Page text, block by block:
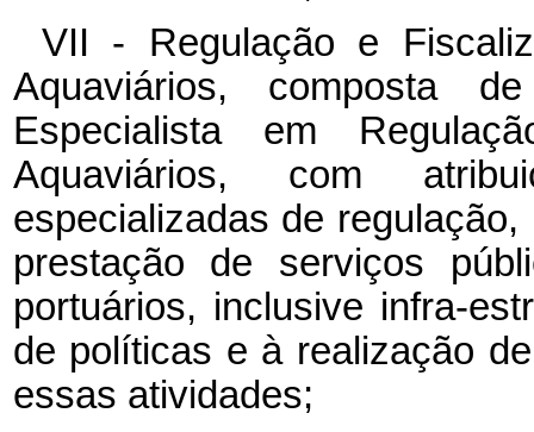
VII - Regulação e
Aquaviários, composta
Especialista em
Aquaviários, com
especializadas de
prestação de serviços
portuários, inclusive infra-
de políticas e à realização
essas atividades;